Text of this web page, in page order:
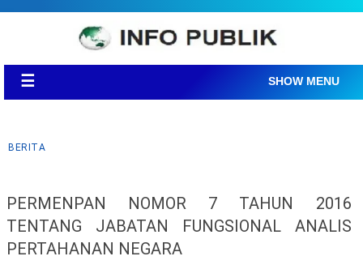
☰ SHOW MENU
BERITA
PERMENPAN NOMOR 7 TAHUN 2016
TENTANG JABATAN FUNGSIONAL ANALIS
PERTAHANAN NEGARA